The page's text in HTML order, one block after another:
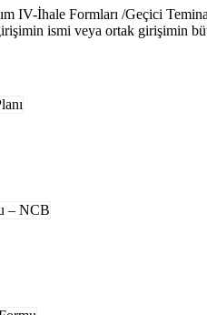
IV-İhale Formları /Geçici
ismi veya ortak girişimin